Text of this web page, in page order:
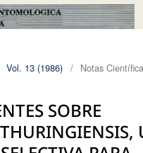
Vol. 13 (1986) / Notas
SOBRE